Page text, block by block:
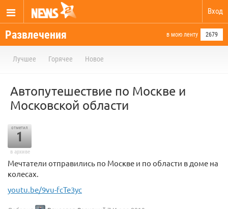
Вход
Развлечения в мою ленту 2679
Лучшее Горячее Новое
Автопутешествие по Москве и
Московской области
отметил
1
в архиве
Мечтатели отправились по Москве и по области в доме на
колесах.
youtu.be/9vu-fcTe3yc